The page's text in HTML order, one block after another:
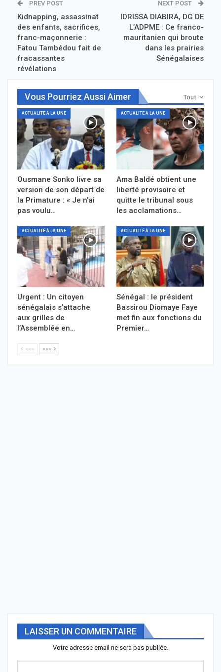
PREV POST
Kidnapping, assassinat
des enfants, sacrifices,
franc-maçonnerie :
Fatou Tambédou fait de
fracassantes
révélations
NEXT POST
IDRISSA DIABIRA, DG DE
L’ADPME : Ce franco-
mauritanien qui broute
dans les prairies
Sénégalaises
Tout
Vous Pourriez Aussi Aimer
ACTUALITÉ À LA UNE
Ousmane Sonko livre sa
version de son départ de
la Primature : « Je n’ai
pas voulu…
ACTUALITÉ À LA UNE
Ama Baldé obtient une
liberté provisoire et
quitte le tribunal sous
les acclamations…
ACTUALITÉ À LA UNE
Urgent : Un citoyen
sénégalais s’attache
aux grilles de
l’Assemblée en…
ACTUALITÉ À LA UNE
Sénégal : le président
Bassirou Diomaye Faye
met fin aux fonctions du
Premier…
<<< >>>
LAISSER UN COMMENTAIRE
Votre adresse email ne sera pas publiée.